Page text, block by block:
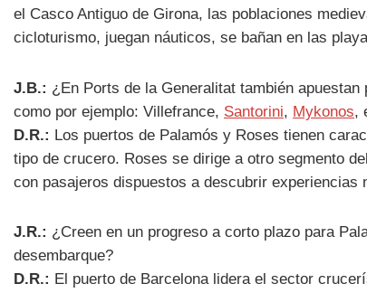
el Casco Antiguo de Girona, las poblaciones
cicloturismo, juegan náuticos, se bañan en las
J.B.: ¿En Ports de la Generalitat también
como por ejemplo: Villefrance, Santorini, Mykonos,
D.R.: Los puertos de Palamós y Roses tienen
tipo de crucero. Roses se dirige a otro segmento
con pasajeros dispuestos a descubrir experiencias
J.R.: ¿Creen en un progreso a corto plazo para
desembarque?
D.R.: El puerto de Barcelona lidera el sector